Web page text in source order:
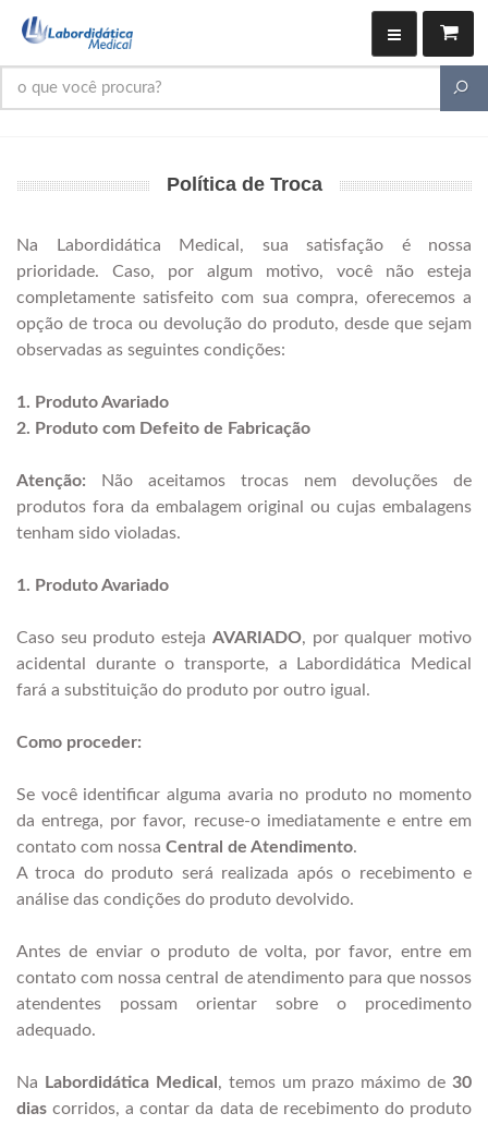
Política de Troca
Na Labordidática Medical, sua satisfação é nossa
prioridade. Caso, por algum motivo, você não esteja
completamente satisfeito com sua compra, oferecemos a
opção de troca ou devolução do produto, desde que sejam
observadas as seguintes condições:
1. Produto Avariado
2. Produto com Defeito de Fabricação
Atenção: Não aceitamos trocas nem devoluções de
produtos fora da embalagem original ou cujas embalagens
tenham sido violadas.
1. Produto Avariado
Caso seu produto esteja AVARIADO, por qualquer motivo
acidental durante o transporte, a Labordidática Medical
fará a substituição do produto por outro igual.
Como proceder:
Se você identificar alguma avaria no produto no momento
da entrega, por favor, recuse-o imediatamente e entre em
contato com nossa Central de Atendimento.
A troca do produto será realizada após o recebimento e
análise das condições do produto devolvido.
Antes de enviar o produto de volta, por favor, entre em
contato com nossa central de atendimento para que nossos
atendentes possam orientar sobre o procedimento
adequado.
Na Labordidática Medical , temos um prazo máximo de 30
dias corridos, a contar da data de recebimento do produto